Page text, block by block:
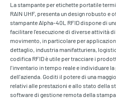
La stampante per etichette portatile
RAIN UHF, presenta un design robusto
stampante Alpha-40L RFID dispone di
facilitare l'esecuzione di diverse attività
movimento, in particolare per
dettaglio, industria manifatturiera,
codifica RFID è utile per tracciare i
l'inventario in tempo reale e individuare
dell'azienda. Goditi il potere di una
relativi alle prestazioni e allo stato della
software di gestione remota della